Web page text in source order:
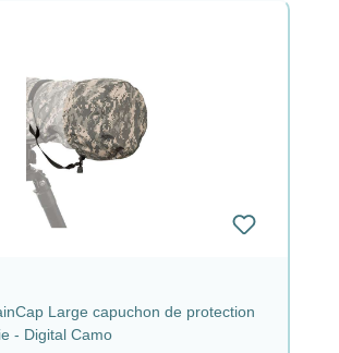
Large capuchon de protection
- Digital Camo